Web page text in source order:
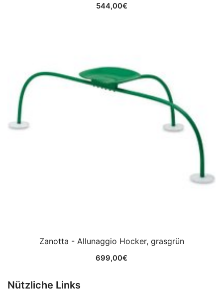
544,00€
Zanotta - Allunaggio Hocker, grasgrün
699,00€
Nützliche Links